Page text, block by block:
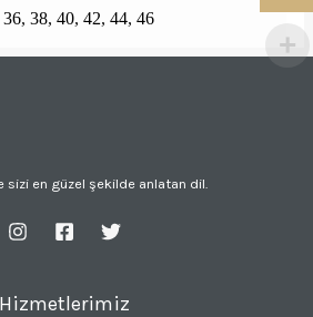
36,38,40,42,44,46
sizi en güzel şekilde anlatan dil.
Hizmetlerimiz